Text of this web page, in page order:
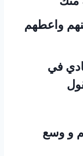
واعطهم
في
و وسع